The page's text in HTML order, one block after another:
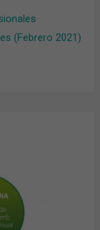
(Febrero 2021)